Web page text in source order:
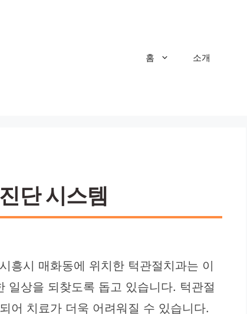
홈 소개
단 시스템
흥시 매화동에 위치한 턱관절치과는 이
일상을 되찾도록 돕고 있습니다. 턱관절
어 치료가 더욱 어려워질 수 있습니다.